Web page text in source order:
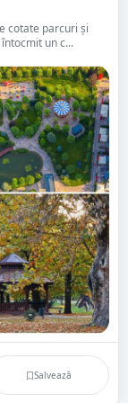
cotate parcuri și
un c...
Salvează